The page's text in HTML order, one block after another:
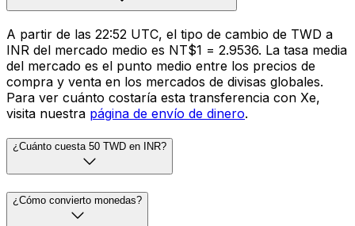
A partir de las 22:52 UTC, el tipo de cambio de TWD a
INR del mercado medio es NT$1 = ₹2.9536. La tasa media
del mercado es el punto medio entre los precios de
compra y venta en los mercados de divisas globales.
Para ver cuánto costaría esta transferencia con Xe,
visita nuestra página de envío de dinero.
¿Cuánto cuesta 50 TWD en INR?
¿Cómo convierto monedas?